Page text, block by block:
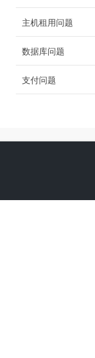
主机租用问题
数据库问题
支付问题